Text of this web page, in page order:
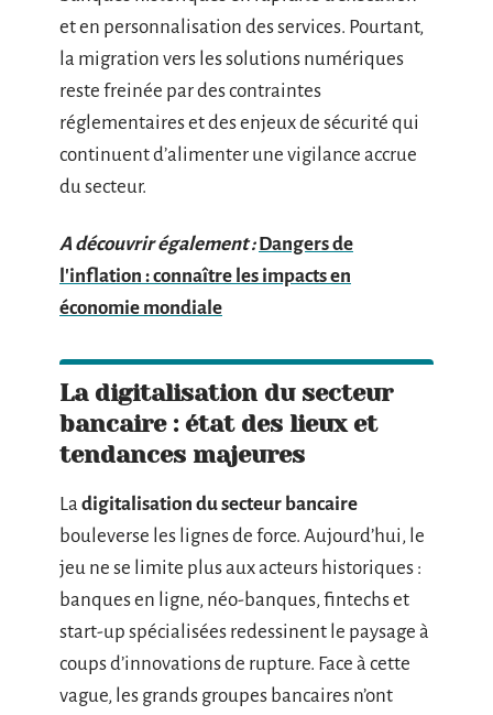
et en personnalisation des services. Pourtant,
la migration vers les solutions numériques
reste freinée par des contraintes
réglementaires et des enjeux de sécurité qui
continuent d’alimenter une vigilance accrue
du secteur.
A découvrir également : Dangers de
l'inflation : connaître les impacts en
économie mondiale
La digitalisation du secteur
bancaire : état des lieux et
tendances majeures
La digitalisation du secteur bancaire
bouleverse les lignes de force. Aujourd’hui, le
jeu ne se limite plus aux acteurs historiques :
banques en ligne, néo-banques, fintechs et
start-up spécialisées redessinent le paysage à
coups d’innovations de rupture. Face à cette
vague, les grands groupes bancaires n’ont